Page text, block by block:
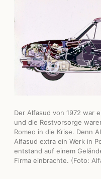
Der Alfasud von 1972 war
und die Rostvorsorge
Romeo in die Krise. Denn
Alfasud extra ein Werk in
entstand auf einem
Firma einbrachte. (Foto: